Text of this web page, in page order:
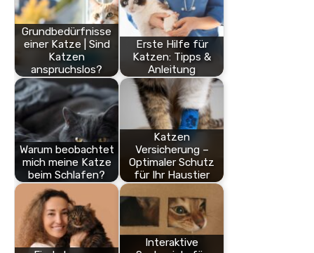
Grundbedürfnisse
einer Katze | Sind
Katzen
anspruchslos?
Erste Hilfe für
Katzen: Tipps &
Anleitung
Warum beobachtet
mich meine Katze
beim Schlafen?
Katzen
Versicherung –
Optimaler Schutz
für Ihr Haustier
Interaktive